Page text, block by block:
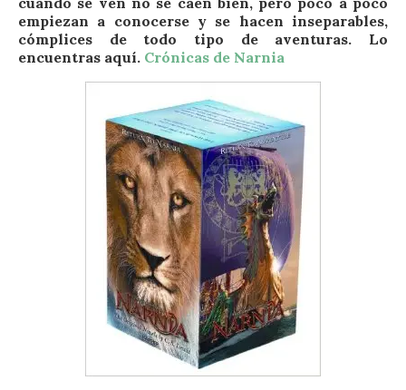
empiezan a conocerse y se hacen inseparables,
cómplices de todo tipo de aventuras. Lo
encuentras aquí. Crónicas de Narnia